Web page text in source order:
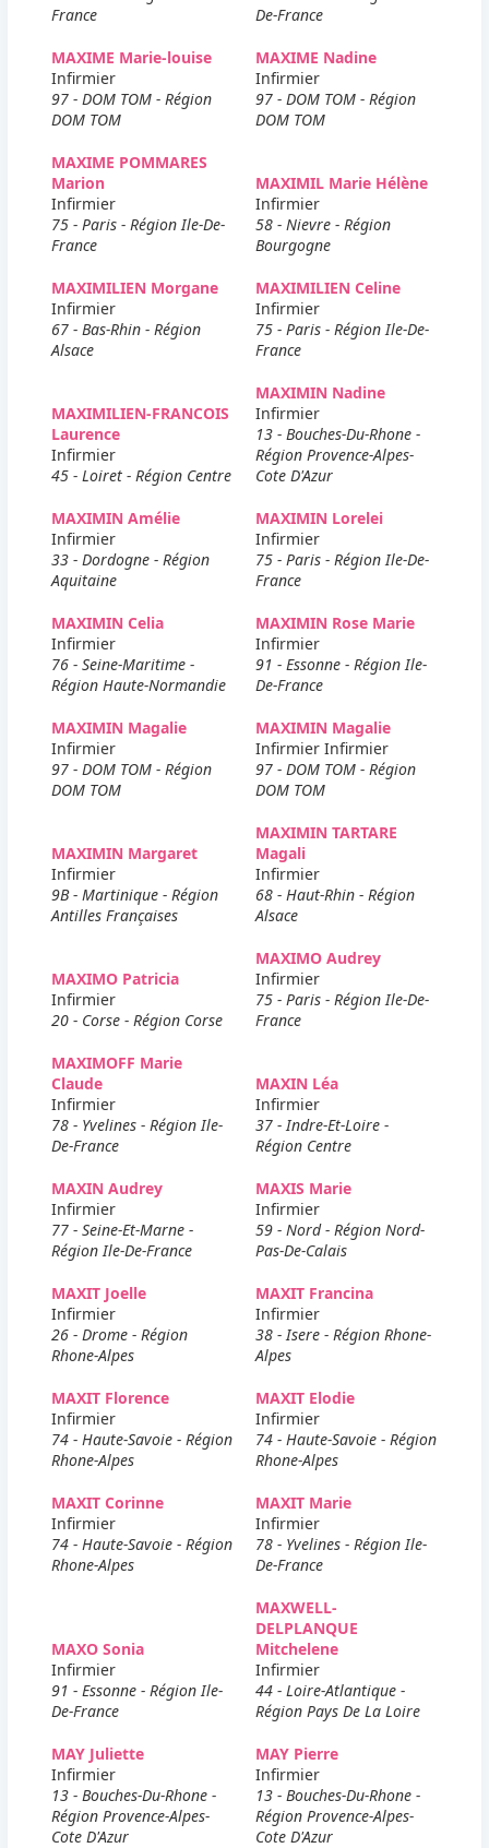
France
De-France
MAXIME Marie-louise
Infirmier
97 - DOM TOM - Région
DOM TOM
MAXIME Nadine
Infirmier
97 - DOM TOM - Région
DOM TOM
MAXIME POMMARES
Marion
Infirmier
75 - Paris - Région Ile-De-
France
MAXIMIL Marie Hélène
Infirmier
58 - Nievre - Région
Bourgogne
MAXIMILIEN Morgane
Infirmier
67 - Bas-Rhin - Région
Alsace
MAXIMILIEN Celine
Infirmier
75 - Paris - Région Ile-De-
France
MAXIMILIEN-FRANCOIS
Laurence
Infirmier
45 - Loiret - Région Centre
MAXIMIN Nadine
Infirmier
13 - Bouches-Du-Rhone -
Région Provence-Alpes-
Cote D'Azur
MAXIMIN Amélie
Infirmier
33 - Dordogne - Région
Aquitaine
MAXIMIN Lorelei
Infirmier
75 - Paris - Région Ile-De-
France
MAXIMIN Celia
Infirmier
76 - Seine-Maritime -
Région Haute-Normandie
MAXIMIN Rose Marie
Infirmier
91 - Essonne - Région Ile-
De-France
MAXIMIN Magalie
Infirmier
97 - DOM TOM - Région
DOM TOM
MAXIMIN Magalie
Infirmier Infirmier
97 - DOM TOM - Région
DOM TOM
MAXIMIN Margaret
Infirmier
9B - Martinique - Région
Antilles Françaises
MAXIMIN TARTARE
Magali
Infirmier
68 - Haut-Rhin - Région
Alsace
MAXIMO Patricia
Infirmier
20 - Corse - Région Corse
MAXIMO Audrey
Infirmier
75 - Paris - Région Ile-De-
France
MAXIMOFF Marie
Claude
Infirmier
78 - Yvelines - Région Ile-
De-France
MAXIN Léa
Infirmier
37 - Indre-Et-Loire -
Région Centre
MAXIN Audrey
Infirmier
77 - Seine-Et-Marne -
Région Ile-De-France
MAXIS Marie
Infirmier
59 - Nord - Région Nord-
Pas-De-Calais
MAXIT Joelle
Infirmier
26 - Drome - Région
Rhone-Alpes
MAXIT Francina
Infirmier
38 - Isere - Région Rhone-
Alpes
MAXIT Florence
Infirmier
74 - Haute-Savoie - Région
Rhone-Alpes
MAXIT Elodie
Infirmier
74 - Haute-Savoie - Région
Rhone-Alpes
MAXIT Corinne
Infirmier
74 - Haute-Savoie - Région
Rhone-Alpes
MAXIT Marie
Infirmier
78 - Yvelines - Région Ile-
De-France
MAXO Sonia
Infirmier
91 - Essonne - Région Ile-
De-France
MAXWELL-
DELPLANQUE
Mitchelene
Infirmier
44 - Loire-Atlantique -
Région Pays De La Loire
MAY Juliette
Infirmier
13 - Bouches-Du-Rhone -
Région Provence-Alpes-
Cote D'Azur
MAY Pierre
Infirmier
13 - Bouches-Du-Rhone -
Région Provence-Alpes-
Cote D'Azur